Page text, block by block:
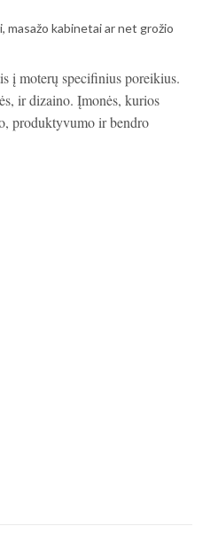
kabinetai ar net grožio
į moterų specifinius poreikius.
ir dizaino. Įmonės, kurios
produktyvumo ir bendro